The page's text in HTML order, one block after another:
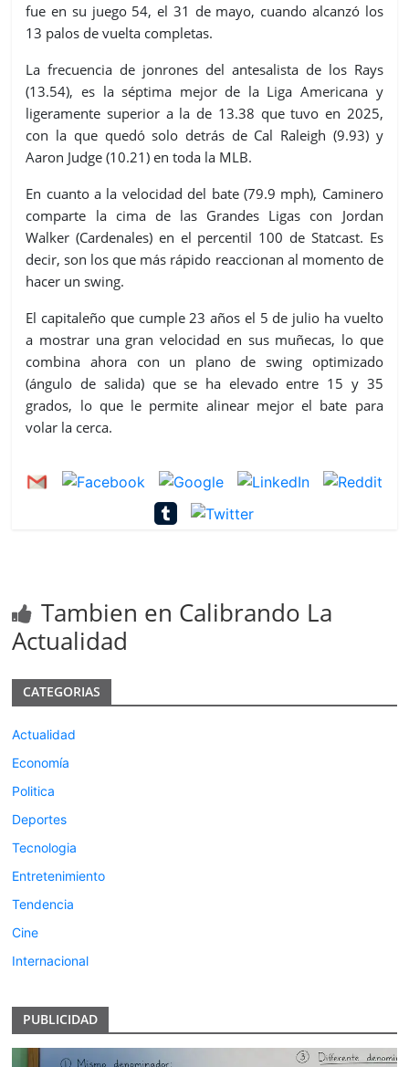
fue en su juego 54, el 31 de mayo, cuando alcanzó los
13 palos de vuelta completas.
La frecuencia de jonrones del antesalista de los Rays
(13.54), es la séptima mejor de la Liga Americana y
ligeramente superior a la de 13.38 que tuvo en 2025,
con la que quedó solo detrás de Cal Raleigh (9.93) y
Aaron Judge (10.21) en toda la MLB.
En cuanto a la velocidad del bate (79.9 mph), Caminero
comparte la cima de las Grandes Ligas con Jordan
Walker (Cardenales) en el percentil 100 de Statcast. Es
decir, son los que más rápido reaccionan al momento de
hacer un swing.
El capitaleño que cumple 23 años el 5 de julio ha vuelto
a mostrar una gran velocidad en sus muñecas, lo que
combina ahora con un plano de swing optimizado
(ángulo de salida) que se ha elevado entre 15 y 35
grados, lo que le permite alinear mejor el bate para
volar la cerca.
Tambien en Calibrando La
Actualidad
CATEGORIAS
Actualidad
Economía
Politica
Deportes
Tecnologia
Entretenimiento
Tendencia
Cine
Internacional
PUBLICIDAD